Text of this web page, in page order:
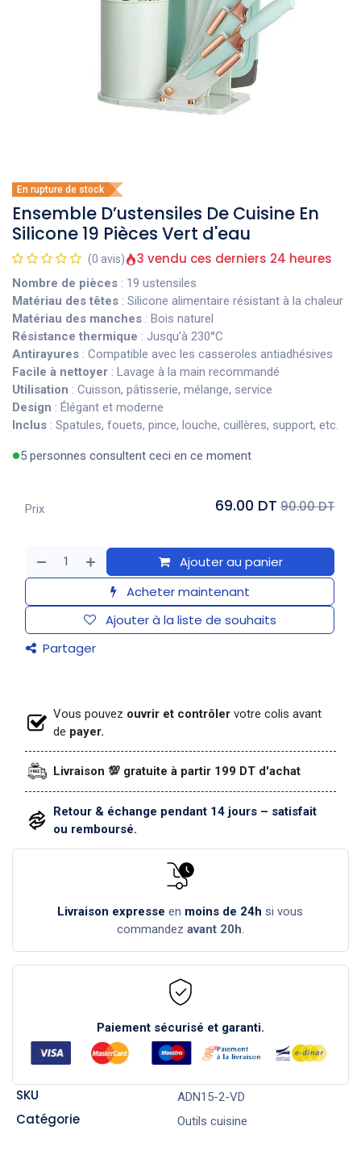
En rupture de stock
Ensemble D’ustensiles De Cuisine En
Silicone 19 Pièces Vert d'eau
(0 avis) 3 vendu ces derniers 24 heures
Nombre de pièces : 19 ustensiles
Matériau des têtes : Silicone alimentaire résistant à la chaleur
Matériau des manches : Bois naturel
Résistance thermique : Jusqu’à 230°C
Antirayures : Compatible avec les casseroles antiadhésives
Facile à nettoyer : Lavage à la main recommandé
Utilisation : Cuisson, pâtisserie, mélange, service
Design : Élégant et moderne
Inclus : Spatules, fouets, pince, louche, cuillères, support, etc.
5 personnes consultent ceci en ce moment
Ajouter au panier
Acheter maintenant
Ajouter à la liste de souhaits
Partager
Prix 69.00 DT 90.00 DT
Vous pouvez ouvrir et contrôler votre colis avant
de payer.
Livraison 💯 gratuite à partir 199 DT d'achat
Retour & échange pendant 14 jours – satisfait
ou remboursé.
Livraison expresse en moins de 24h si vous
commandez avant 20h.
Paiement sécurisé et garanti.
SKU ADN15-2-VD
Catégorie Outils cuisine